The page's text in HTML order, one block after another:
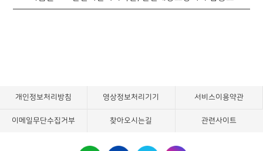
개인정보처리방침 영상정보처리기기 서비스이용약관
이메일무단수집거부 찾아오시는길 관련사이트